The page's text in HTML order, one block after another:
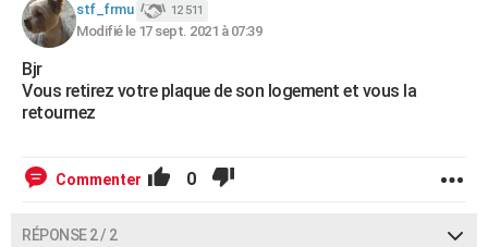
Dictionnaire
Biographies
Citations
Expressions
Proverbes
PROGRAMME TV
COPAINS D'AVANT
S'inscrire
Se connecter
Lycées
Collèges
Primaires
Universités
Entreprises
Service militaire
Avis de recherche
AVIS DE DÉCÈS
Bricolage
Lifestyle
Culture
Sport
Auto
Television
Voyage
Cinema
stf_frmu 12 511
Modifié le 17 sept. 2021 à 07:39
Bjr
Vous retirez votre plaque de son logement et vous la
retournez
Commenter 0
RÉPONSE 2 / 2